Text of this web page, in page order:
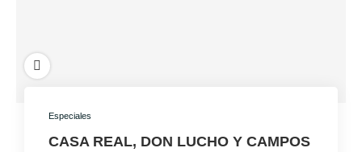
Especiales
CASA REAL, DON LUCHO Y CAMPOS